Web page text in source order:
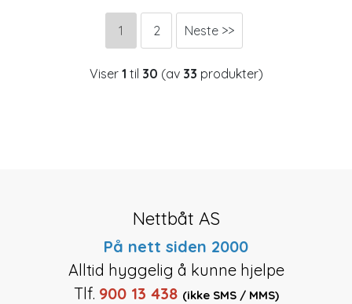
1 2 Neste >>
Viser 1 til 30 (av 33 produkter)
Nettbåt AS
På nett siden 2000
Alltid hyggelig å kunne hjelpe
Tlf. 900 13 438 (ikke SMS / MMS)